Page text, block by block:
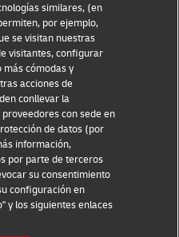
similares, (en
por ejemplo,
se visitan nuestras
visitantes, configurar
más cómodas y
acciones de
conllevar la
con sede en
de datos (por
información,
por parte de terceros
su consentimiento
configuración en
y los siguientes enlaces